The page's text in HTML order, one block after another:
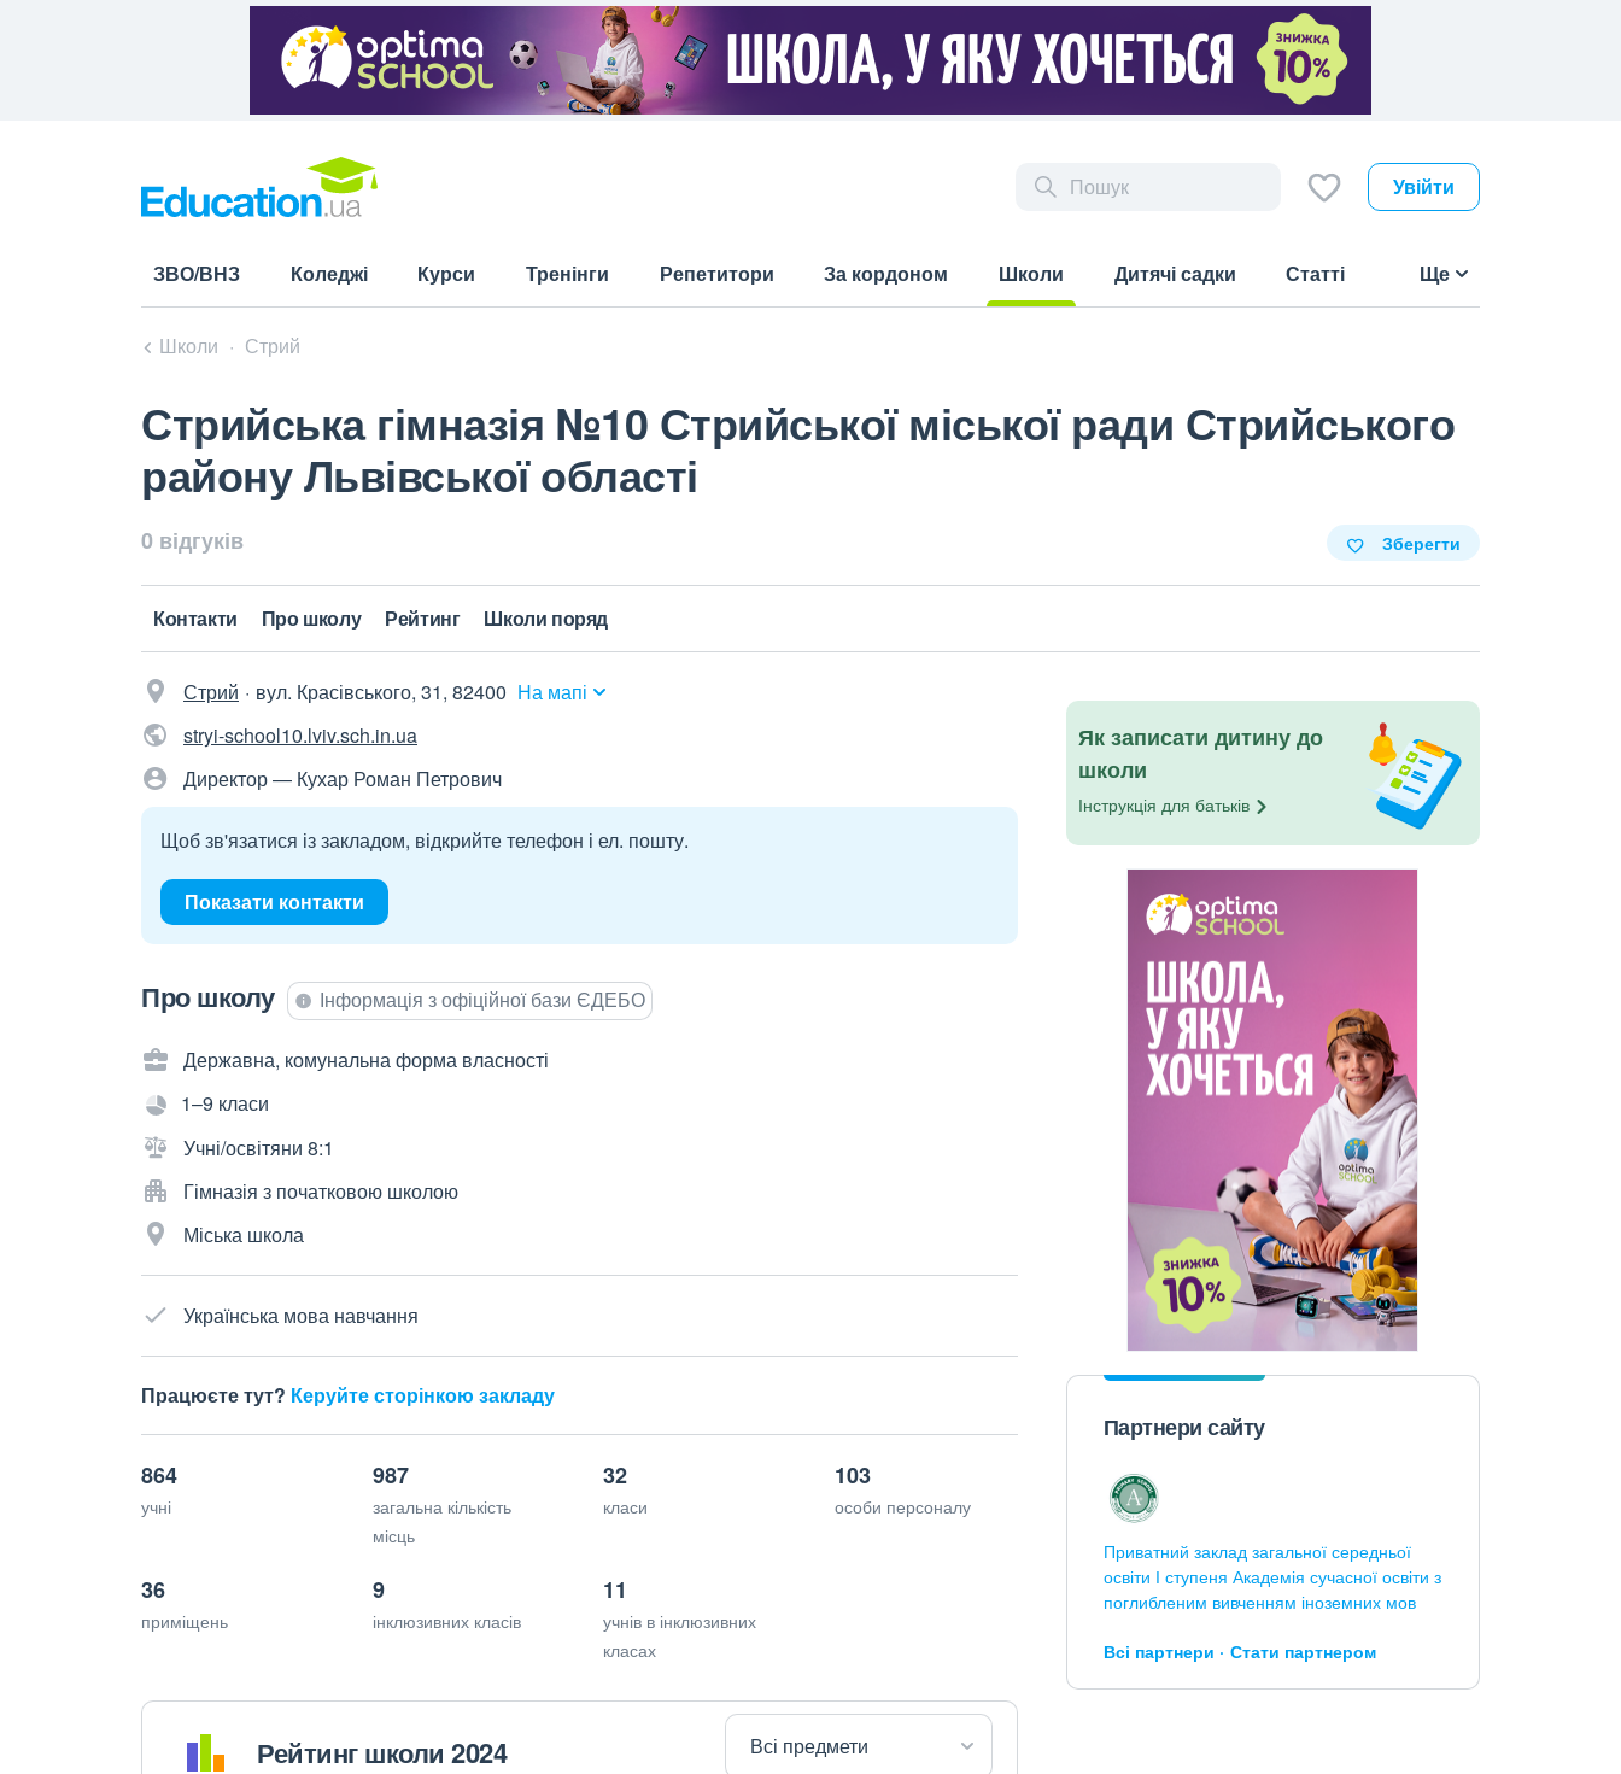
Увійти
ЗВО/ВНЗ Коледжі Курси Тренінги Репетитори За кордоном
Школи
Дитячі садки Статті Ще
Школи Стрий
Стрийська гімназія №10 Стрийської міської ради Стрийського
району Львівської області
0 відгуків Зберегти
Контакти Про школу Рейтинг Школи поряд
Стрий вул. Красівського, 31, 82400 На мапі
stryi-school10.lviv.sch.in.ua
Директор — Кухар Роман Петрович
Щоб зв'язатися із закладом, відкрийте телефон і ел. пошту.
Показати контакти
Про школу Інформація з офіційної бази ЄДЕБО
Державна, комунальна форма власності
1–9 класи
Учні/освітяни 8:1
Гімназія з початковою школою
Міська школа
Українська мова навчання
Працюєте тут? Керуйте сторінкою закладу
864
учні
987
загальна кількість
місць
32
класи
103
особи персоналу
36
приміщень
9
інклюзивних класів
11
учнів в інклюзивних
класах
Рейтинг школи 2024
Як записати дитину до
школи
Інструкція для батьків
Партнери сайту
Приватний заклад загальної середньої
освіти І ступеня Академія сучасної освіти з
поглибленим вивченням іноземних мов
Всі партнери Стати партнером